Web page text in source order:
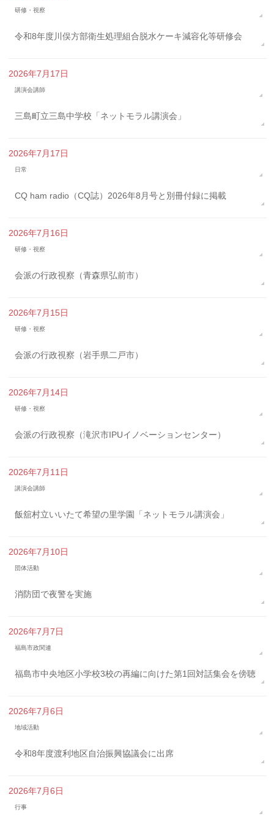
研修・視察
令和8年度川俣方部衛生処理組合脱水ケーキ減容化等研修会
2026年7月17日
講演会講師
三島町立三島中学校「ネットモラル講演会」
2026年7月17日
日常
CQ ham radio（CQ誌）2026年8月号と別冊付録に掲載
2026年7月16日
研修・視察
会派の行政視察（青森県弘前市）
2026年7月15日
研修・視察
会派の行政視察（岩手県二戸市）
2026年7月14日
研修・視察
会派の行政視察（滝沢市IPUイノベーションセンター）
2026年7月11日
講演会講師
飯舘村立いいたて希望の里学園「ネットモラル講演会」
2026年7月10日
団体活動
消防団で夜警を実施
2026年7月7日
福島市政関連
福島市中央地区小学校3校の再編に向けた第1回対話集会を傍聴
2026年7月6日
地域活動
令和8年度渡利地区自治振興協議会に出席
2026年7月6日
行事